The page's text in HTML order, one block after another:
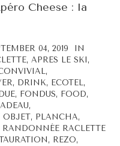
Cheese : la
04, 2019 IN
, APRES LE SKI ,
,
, DRINK, ECOTEL,
, FONDUS, FOOD,
,
OBJET, PLANCHA,
RANDONNÉE RACLETTE
, REZO,